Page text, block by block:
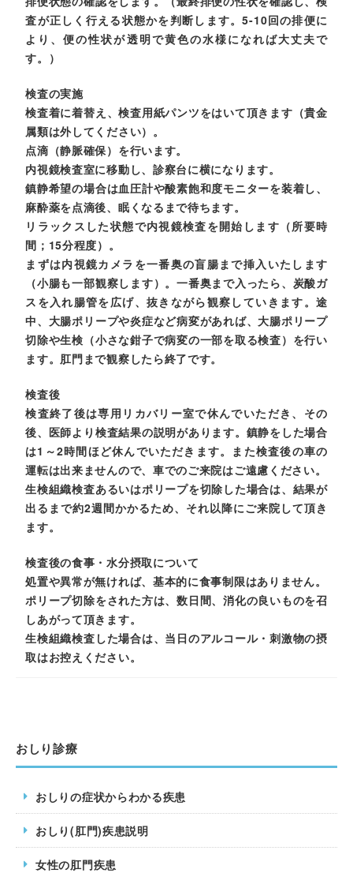
査が正しく行える状態かを判断します。5-10回の排便に
より、便の性状が透明で黄色の水様になれば大丈夫で
す。）
検査の実施
検査着に着替え、検査用紙パンツをはいて頂きます（貴金
属類は外してください）。
点滴（静脈確保）を行います。
内視鏡検査室に移動し、診察台に横になります。
鎮静希望の場合は血圧計や酸素飽和度モニターを装着し、
麻酔薬を点滴後、眠くなるまで待ちます。
リラックスした状態で内視鏡検査を開始します（所要時
間；15分程度）。
まずは内視鏡カメラを一番奥の盲腸まで挿入いたします
（小腸も一部観察します）。一番奥まで入ったら、炭酸ガ
スを入れ腸管を広げ、抜きながら観察していきます。途
中、大腸ポリープや炎症など病変があれば、大腸ポリープ
切除や生検（小さな鉗子で病変の一部を取る検査）を行い
ます。肛門まで観察したら終了です。
検査後
検査終了後は専用リカバリー室で休んでいただき、その
後、医師より検査結果の説明があります。鎮静をした場合
は1～2時間ほど休んでいただきます。また検査後の車の
運転は出来ませんので、車でのご来院はご遠慮ください。
生検組織検査あるいはポリープを切除した場合は、結果が
出るまで約2週間かかるため、それ以降にご来院して頂き
ます。
検査後の食事・水分摂取について
処置や異常が無ければ、基本的に食事制限はありません。
ポリープ切除をされた方は、数日間、消化の良いものを召
しあがって頂きます。
生検組織検査した場合は、当日のアルコール・刺激物の摂
取はお控えください。
おしり診療
おしりの症状からわかる疾患
おしり(肛門)疾患説明
女性の肛門疾患